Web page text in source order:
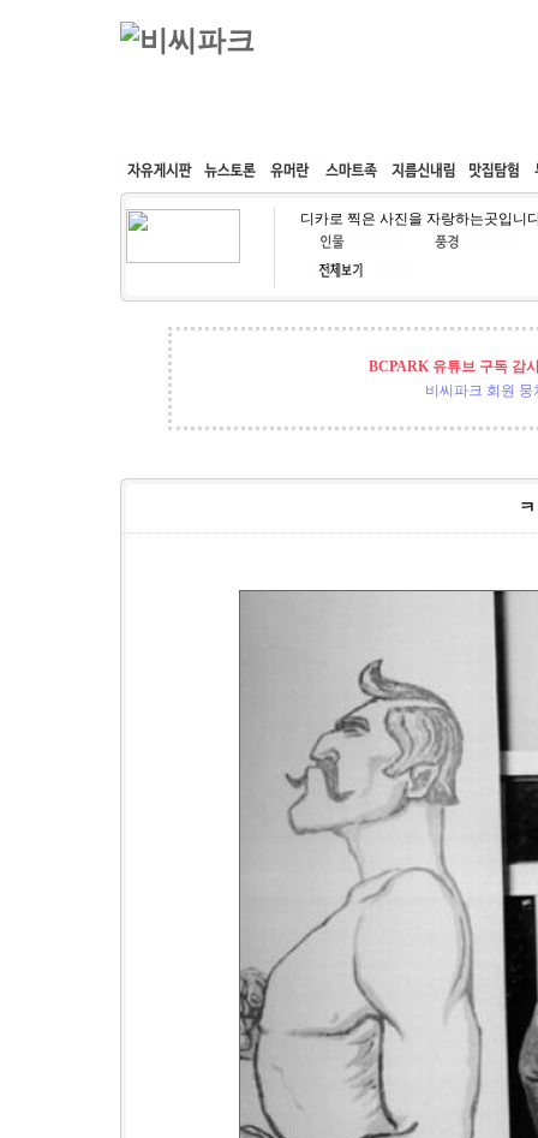
커뮤니티 속도패치 웹호스팅 공동구매
디카로 찍은 사진을 자랑하는곳입니
BCPARK 유튜브 구독 감
비씨파크 회원 뭉